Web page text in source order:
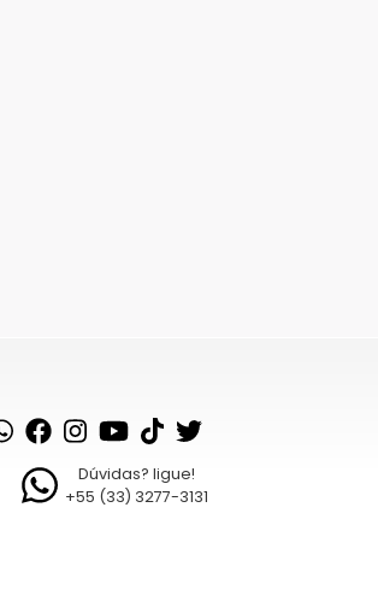
Dúvidas? ligue!
+55 (33) 3277-3131